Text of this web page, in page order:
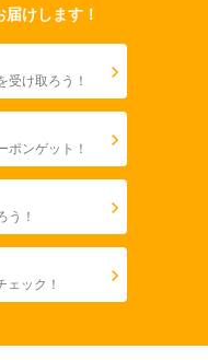
届けします！
受け取ろう！
ポンゲット！
う！
ック！